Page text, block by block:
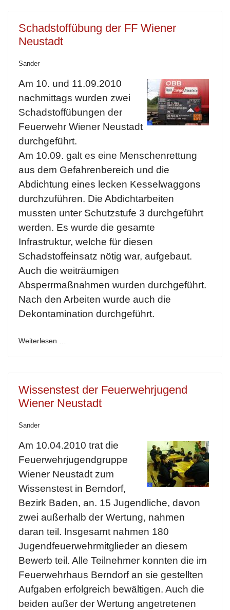
Schadstoffübung der FF Wiener
Neustadt
Sander
Am 10. und 11.09.2010
nachmittags wurden zwei
Schadstoffübungen der
Feuerwehr Wiener Neustadt
durchgeführt.
Am 10.09. galt es eine Menschenrettung
aus dem Gefahrenbereich und die
Abdichtung eines lecken Kesselwaggons
durchzuführen. Die Abdichtarbeiten
mussten unter Schutzstufe 3 durchgeführt
werden. Es wurde die gesamte
Infrastruktur, welche für diesen
Schadstoffeinsatz nötig war, aufgebaut.
Auch die weiträumigen
Absperrmaßnahmen wurden durchgeführt.
Nach den Arbeiten wurde auch die
Dekontamination durchgeführt.
Weiterlesen …
Wissenstest der Feuerwehrjugend
Wiener Neustadt
Sander
Am 10.04.2010 trat die
Feuerwehrjugendgruppe
Wiener Neustadt zum
Wissenstest in Berndorf,
Bezirk Baden, an. 15 Jugendliche, davon
zwei außerhalb der Wertung, nahmen
daran teil. Insgesamt nahmen 180
Jugendfeuerwehrmitglieder an diesem
Bewerb teil. Alle Teilnehmer konnten die im
Feuerwehrhaus Berndorf an sie gestellten
Aufgaben erfolgreich bewältigen. Auch die
beiden außer der Wertung angetretenen